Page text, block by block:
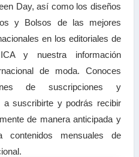
Day, así como los diseños
y Bolsos de las mejores
en los editoriales de
y nuestra información
de moda. Conoces
de suscripciones y
a suscribirte y podrás recibir
de manera anticipada y
mensuales de